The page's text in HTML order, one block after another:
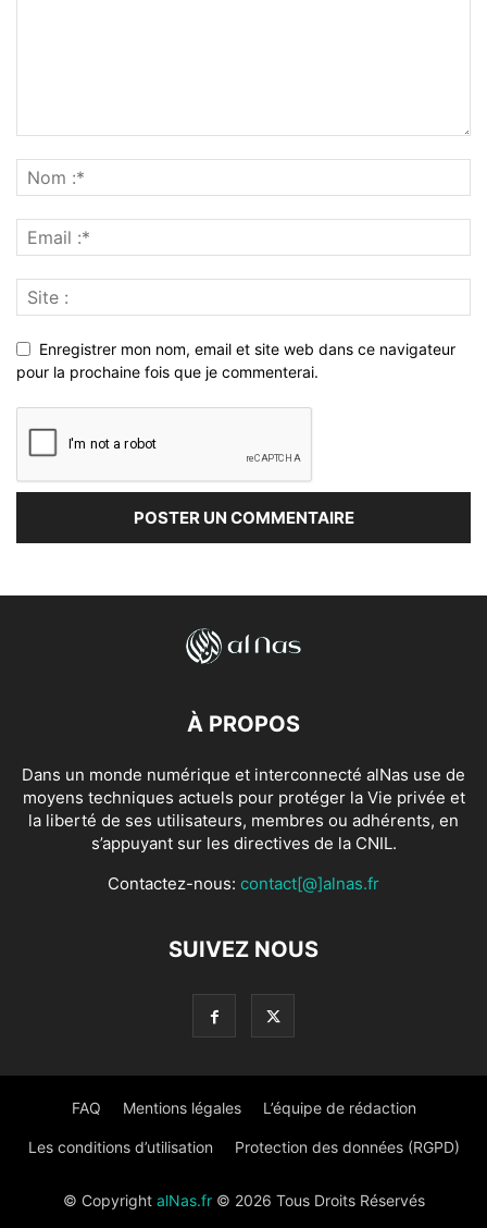
Enregistrer mon nom, email et site web dans ce navigateur
pour la prochaine fois que je commenterai.
À PROPOS
Dans un monde numérique et interconnecté alNas use de
moyens techniques actuels pour protéger la Vie privée et
la liberté de ses utilisateurs, membres ou adhérents, en
s’appuyant sur les directives de la CNIL.
Contactez-nous: contact[@]alnas.fr
SUIVEZ NOUS
FAQ Mentions légales L’équipe de rédaction
Les conditions d’utilisation Protection des données (RGPD)
© Copyright alNas.fr© 2026 Tous Droits Réservés